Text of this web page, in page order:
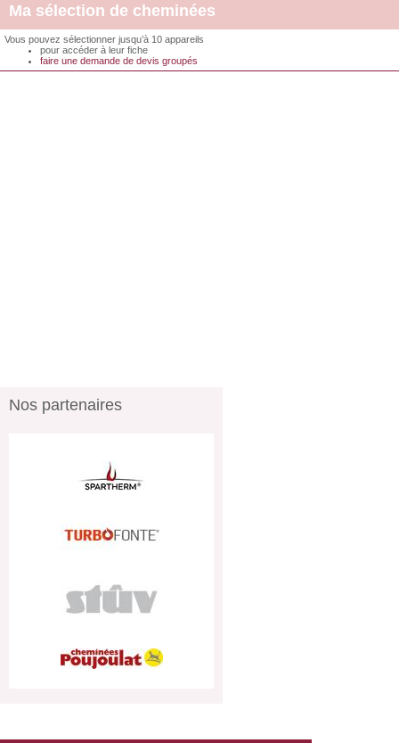
Ma sélection de cheminées
Vous pouvez sélectionner jusqu’à 10 appareils
pour accéder à leur fiche
faire une demande de devis groupés
Nos partenaires